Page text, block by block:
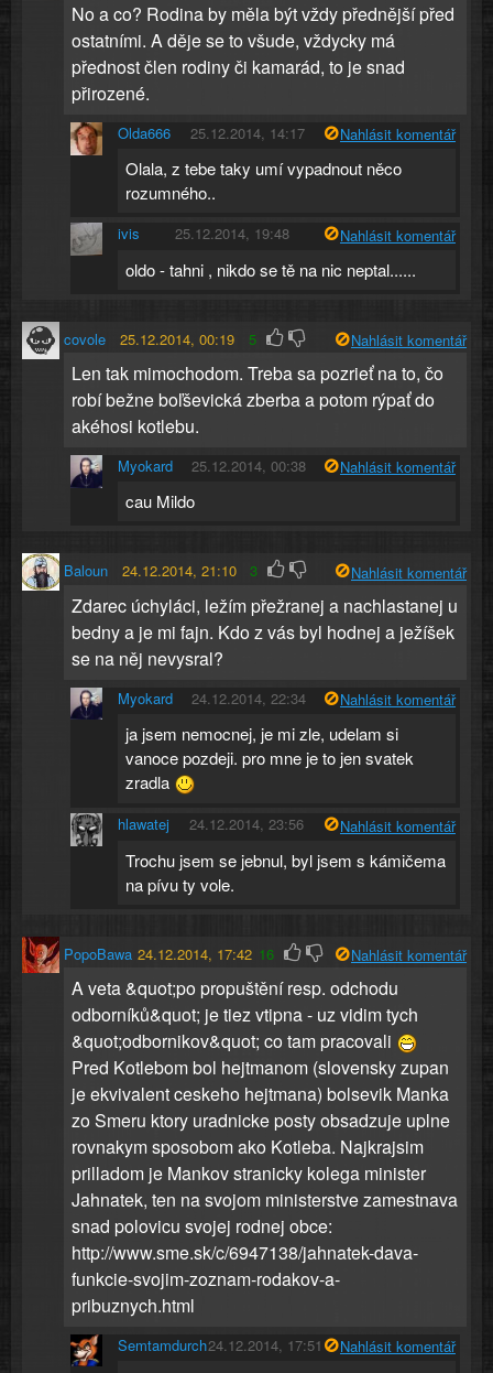
No a co? Rodina by měla být vždy přednější před
ostatními. A děje se to všude, vždycky má
přednost člen rodiny či kamarád, to je snad
přirozené.
Olda666 25.12.2014, 14:17 Nahlásit komentář
Olala, z tebe taky umí vypadnout něco
rozumného..
ivis 25.12.2014, 19:48 Nahlásit komentář
oldo - tahni , nikdo se tě na nic neptal......
covole 25.12.2014, 00:19 5 Nahlásit komentář
Len tak mimochodom. Treba sa pozrieť na to, čo
robí bežne boľševická zberba a potom rýpať do
akéhosi kotlebu.
Myokard 25.12.2014, 00:38 Nahlásit komentář
cau Mildo
Baloun 24.12.2014, 21:10 3 Nahlásit komentář
Zdarec úchyláci, ležím přežranej a nachlastanej u
bedny a je mi fajn. Kdo z vás byl hodnej a ježíšek
se na něj nevysral?
Myokard 24.12.2014, 22:34 Nahlásit komentář
ja jsem nemocnej, je mi zle, udelam si
vanoce pozdeji. pro mne je to jen svatek
zradla
hlawatej 24.12.2014, 23:56 Nahlásit komentář
Trochu jsem se jebnul, byl jsem s kámičema
na pívu ty vole.
PopoBawa 24.12.2014, 17:42 16 Nahlásit komentář
A veta &quot;po propuštění resp. odchodu
odborníků&quot; je tiez vtipna - uz vidim tych
&quot;odbornikov&quot; co tam pracovali
Pred Kotlebom bol hejtmanom (slovensky zupan
je ekvivalent ceskeho hejtmana) bolsevik Manka
zo Smeru ktory uradnicke posty obsadzuje uplne
rovnakym sposobom ako Kotleba. Najkrajsim
prilladom je Mankov stranicky kolega minister
Jahnatek, ten na svojom ministerstve zamestnava
snad polovicu svojej rodnej obce:
http://www.sme.sk/c/6947138/jahnatek-dava-
funkcie-svojim-zoznam-rodakov-a-
pribuznych.html
Semtamdurch24.12.2014, 17:51 Nahlásit komentář